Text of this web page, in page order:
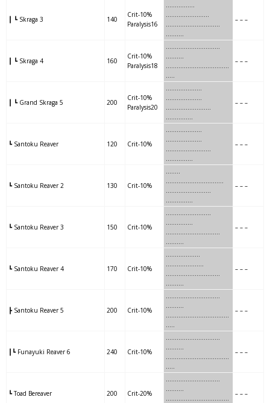
┃ ┗ Skraga 3 140
Crit-10%
Paralysis16
…….….…..
……………………
…….….…..…………..
……….
– – –
┃ ┗ Skraga 4 160
Crit-10%
Paralysis18
……………….………..
……….
……………….…………….
…..
– – –
┃ ┗ Grand Skraga 5 200
Crit-10%
Paralysis20
….…………....
………………..
….…………..…….
……………
– – –
┗ Santoku Reaver 120 Crit-10%
….…………....
………………..
….…………..…….
……………
– – –
┗ Santoku Reaver 2 130 Crit-10%
….….
…………………………..
….….……………..
……………
– – –
┗ Santoku Reaver 3 150 Crit-10%
…….………….…..
……………
…….………….……….
……….
– – –
┗ Santoku Reaver 4 170 Crit-10%
……………….
…………………
……………….………..
……….
– – –
┣ Santoku Reaver 5 200 Crit-10%
…..……………..……..
……….
…..……………..………....
…..
– – –
┃┗ Funayuki Reaver 6 240 Crit-10%
…..…….……..……….
……….
…..…….……..……….…..
…..
– – –
┗ Toad Bereaver 200 Crit-20%
……….…….……..…..
……….
……….…….……..….…...
– – –